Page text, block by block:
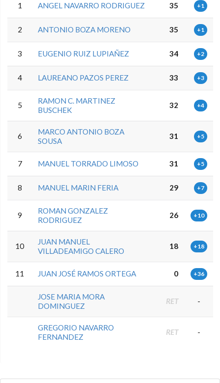
1 ANGEL NAVARRO RODRIGUEZ 35 +1
2 ANTONIO BOZA MORENO 35 +1
3 EUGENIO RUIZ LUPIAÑEZ 34 +2
4 LAUREANO PAZOS PEREZ 33 +3
5
RAMON C. MARTINEZ
BUSCHEK
32 +4
6
MARCO ANTONIO BOZA
SOUSA
31 +5
7 MANUEL TORRADO LIMOSO 31 +5
8 MANUEL MARIN FERIA 29 +7
9
ROMAN GONZALEZ
RODRIGUEZ
26 +10
10
JUAN MANUEL
VILLADEAMIGO CALERO
18 +18
11 JUAN JOSÉ RAMOS ORTEGA 0 +36
JOSE MARIA MORA
DOMINGUEZ
RET -
GREGORIO NAVARRO
FERNANDEZ
RET -